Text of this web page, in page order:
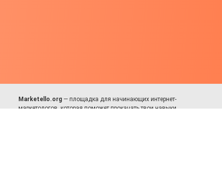
Marketello.org — площадка для начинающих интернет-
маркетологов, которая поможет прокачать твои навыки.